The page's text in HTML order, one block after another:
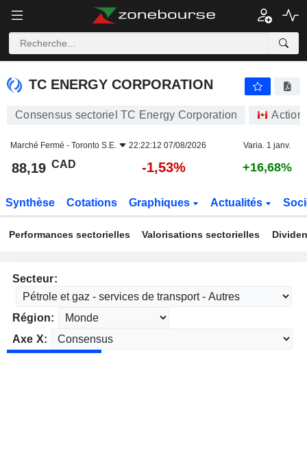
TC ENERGY CORPORATION
TC ENERGY CORPORATION
Consensus sectoriel TC Energy Corporation
Marché Fermé - Toronto S.E. 22:22:12 07/08/2026 Varia. 1 janv.
88,19 CAD -1,53% +16,68%
Synthèse Cotations Graphiques Actualités
Performances sectorielles Valorisations sectorielles
Secteur:
Région:
Axe X: